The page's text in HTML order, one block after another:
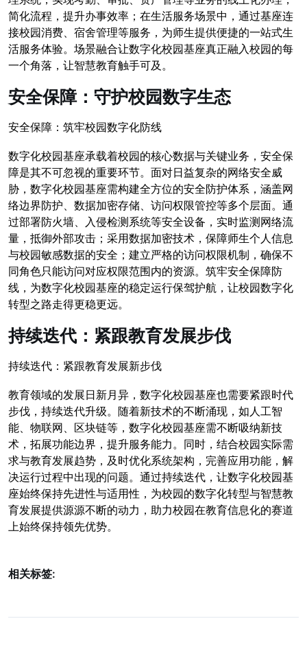
简化流程，提升办事效率；在生活服务场景中，通过基座连
接校园消费、宿舍管理等服务，为师生提供便捷的一站式生
活服务体验。场景融合让数字化校园基座真正融入校园的每
一个角落，让智慧教育触手可及。
安全保障：守护校园数字生态
安全保障：筑牢校园数字化防线
数字化校园基座承载着校园的核心数据与关键业务，安全保
障是其不可忽视的重要环节。面对日益复杂的网络安全威
胁，数字化校园基座需构建全方位的安全防护体系，涵盖网
络边界防护、数据加密存储、访问权限管控等多个层面。通
过部署防火墙、入侵检测系统等安全设备，实时监测网络流
量，抵御外部攻击；采用数据加密技术，保障师生个人信息
与校园敏感数据的安全；建立严格的访问权限机制，确保不
同角色只能访问对应权限范围内的资源。筑牢安全保障防
线，为数字化校园基座的稳定运行保驾护航，让校园数字化
转型之路走得更稳更远。
持续迭代：紧跟教育发展步伐
持续迭代：紧跟教育发展新步伐
教育领域的发展日新月异，数字化校园基座也需要紧跟时代
步伐，持续迭代升级。随着新技术的不断涌现，如人工智
能、物联网、区块链等，数字化校园基座需不断吸纳新技
术，拓展功能边界，提升服务能力。同时，结合校园实际需
求与教育发展趋势，及时优化系统架构，完善应用功能，解
决运行过程中出现的问题。通过持续迭代，让数字化校园基
座始终保持先进性与适用性，为校园的数字化转型与智慧教
育发展提供源源不断的动力，助力校园在教育信息化的赛道
上始终保持领先优势。
相关标签: